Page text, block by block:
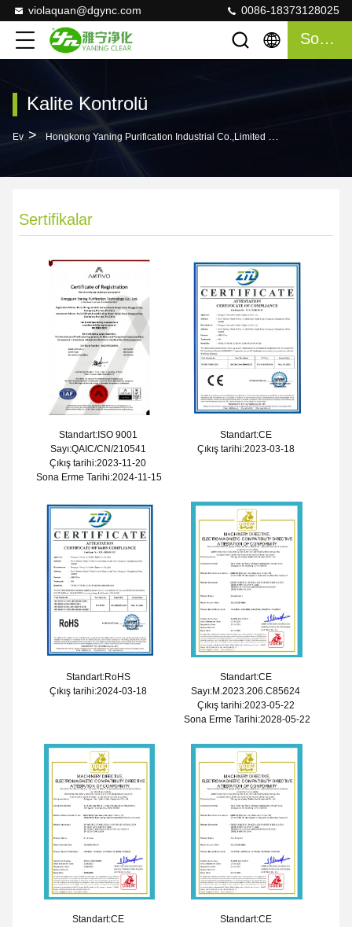
violaquan@dgync.com 0086-18373128025
Sohbet
Kalite Kontrolü
Ev > Hongkong Yaning Purification Industrial Co.,Limited Kalite Kontrolü
Sertifikalar
Standart:ISO 9001
Sayı:QAIC/CN/210541
Çıkış tarihi:2023-11-20
Sona Erme Tarihi:2024-11-15
Standart:CE
Çıkış tarihi:2023-03-18
Standart:RoHS
Çıkış tarihi:2024-03-18
Standart:CE
Sayı:M.2023.206.C85624
Çıkış tarihi:2023-05-22
Sona Erme Tarihi:2028-05-22
Standart:CE
Standart:CE